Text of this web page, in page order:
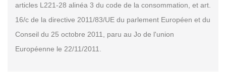
articles L221-28 alinéa 3 du code de la consommation, et art.
16/c de la directive 2011/83/UE du parlement Européen et du
Conseil du 25 octobre 2011, paru au Jo de l'union
Européenne le 22/11/2011.